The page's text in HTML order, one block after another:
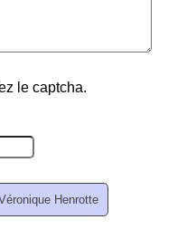
le captcha.